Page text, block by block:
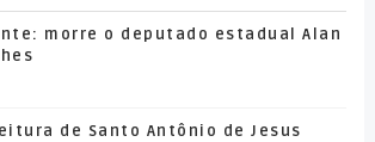
morre o deputado estadual Alan
de Santo Antônio de Jesus